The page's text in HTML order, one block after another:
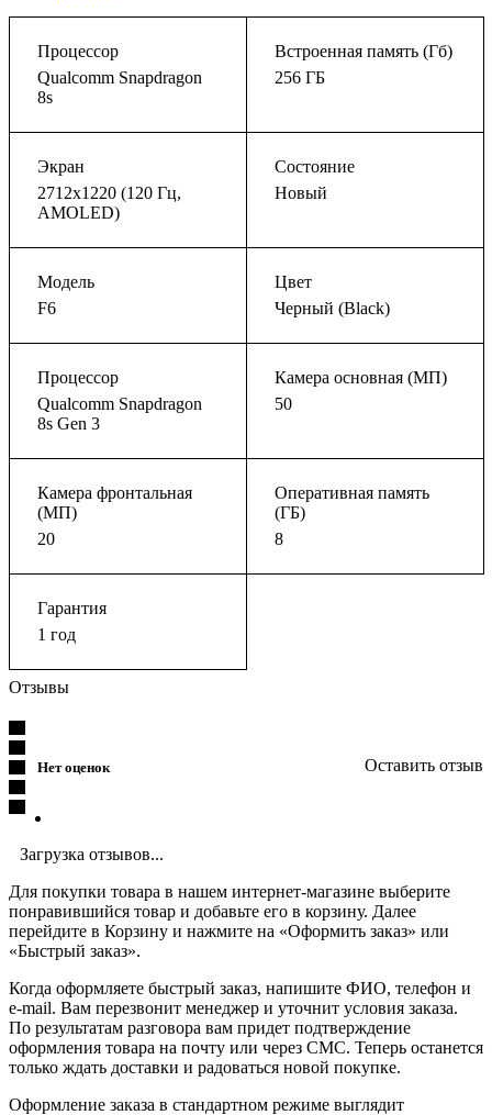
Процессор
Qualcomm Snapdragon
8s
Встроенная память (Гб)
256 ГБ
Экран
2712x1220 (120 Гц,
AMOLED)
Состояние
Новый
Модель
F6
Цвет
Черный (Black)
Процессор
Qualcomm Snapdragon
8s Gen 3
Камера основная (МП)
50
Камера фронтальная
(МП)
20
Оперативная память
(ГБ)
8
Гарантия
1 год
Отзывы
Нет оценок Оставить отзыв
Загрузка отзывов...
Для покупки товара в нашем интернет-магазине выберите
понравившийся товар и добавьте его в корзину. Далее
перейдите в Корзину и нажмите на «Оформить заказ» или
«Быстрый заказ».
Когда оформляете быстрый заказ, напишите ФИО, телефон и
e-mail. Вам перезвонит менеджер и уточнит условия заказа.
По результатам разговора вам придет подтверждение
оформления товара на почту или через СМС. Теперь останется
только ждать доставки и радоваться новой покупке.
Оформление заказа в стандартном режиме выглядит